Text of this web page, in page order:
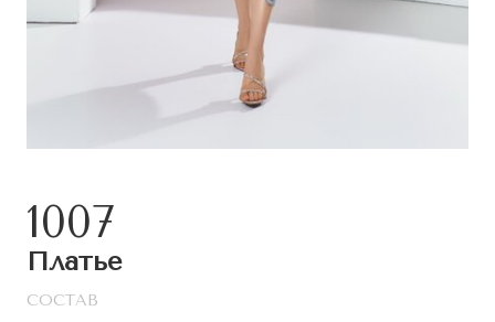
1007
Платье
СОСТАВ